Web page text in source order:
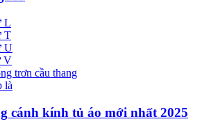
L
T
U
V
trơn cầu thang
là
cánh kính tủ áo mới nhất 2025